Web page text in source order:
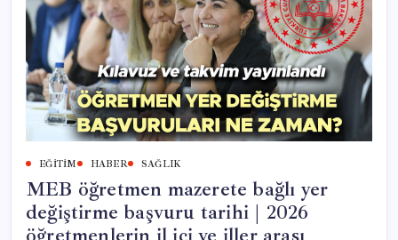
EĞITIM HABER SAĞLIK
MEB öğretmen mazerete bağlı yer
değiştirme başvuru tarihi | 2026